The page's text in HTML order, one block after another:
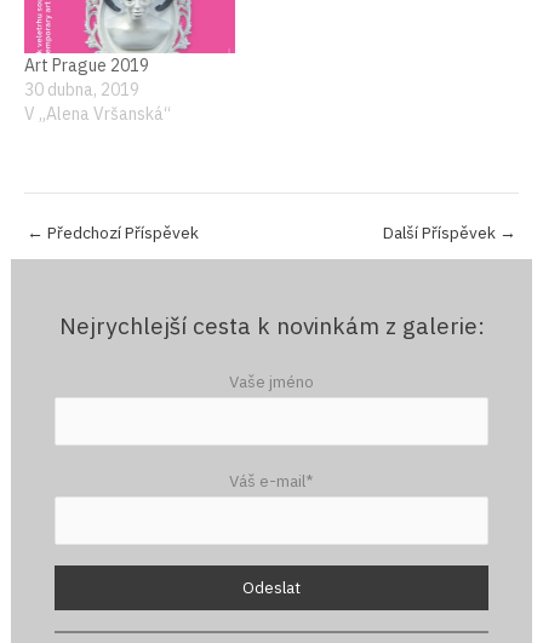
Art Prague 2019
30 dubna, 2019
V „Alena Vršanská“
← Předchozí Příspěvek Další Příspěvek →
Nejrychlejší cesta k novinkám z galerie:
Vaše jméno
Váš e-mail*